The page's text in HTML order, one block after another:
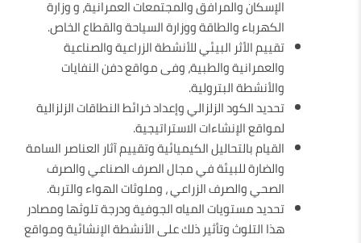
الإسكان والمرافق والمجتمعات العمرانية، و وزارة
الكهرباء والطاقة ووزارة السياحة والقطاع الخاص.
تقييم الأثر البيئي للأنشطة الزراعية والصناعية
والعمرانية والطبية، وفى مواقع دفن النفايات
والأنشطة البترولية.
تحديد الكود الزلزالي وإعداد خرائط النطاقات الزلزالية
لمواقع الإنشاءات الاستراتيجية.
القيام بالتحاليل الكيميائية وتقييم آثار العناصر السامة
والضارة للبيئة في مجال الصرف الصناعي والصرف
الصحي والصرف الزراعي ، وملوثات الهواء والتربة.
تحديد مستويات المياه الجوفية ودرجة تلوثها ومصادر
هذا التلوث وتأثير ذلك على الأنشطة الإنشائية ومواقع